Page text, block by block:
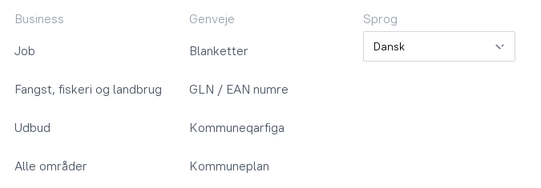
Business
Job
Fangst, fiskeri og landbrug
Udbud
Alle områder
Genveje
Blanketter
GLN / EAN numre
Kommuneqarfiga
Kommuneplan
Sprog
Sprog